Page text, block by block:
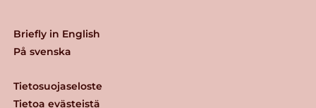
Tietosuojaseloste
Tietoa evästeistä
Briefly in English
På svenska